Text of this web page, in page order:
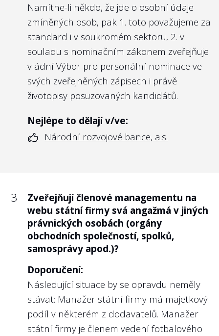
Je vlastnická politika zveřejněna na
webu příslušného ministerstva nebo
státní firmy?
Doporučení:
Vzhledem k tomu, že jde o firmy 100%
vlastněné státem, a tedy lze říct, že všichni
občané jsou „akcionáři“ státních firem, pak
neexistuje rozumný důvod, proč alespoň v
společnosti kotované na burze musí být ze
zákona o podnikání na kapitálovém trhu
právě takto transparentní vůči svým
akcionářům. Podobně transparentní by
Nejlépe to dělají v/ve:
Lesích České republiky, s.p.
Namítne-li někdo, že jde o osobní údaje
zmíněných osob, pak 1. toto považujeme za
standard i v soukromém sektoru, 2. v
souladu s nominačním zákonem zveřejňuje
vládní Výbor pro personální nominace ve
svých zveřejněných zápisech i právě
životopisy posuzovaných kandidátů.
Nejlépe to dělají v/ve:
Národní rozvojové bance, a.s.
3
Zveřejňují členové managementu na
webu státní firmy svá angažmá v jiných
právnických osobách (orgány
obchodních společností, spolků,
samosprávy apod.)?
Doporučení:
Následující situace by se opravdu neměly
stávat: Manažer státní firmy má majetkový
podíl v některém z dodavatelů. Manažer
státní firmy je členem vedení fotbalového